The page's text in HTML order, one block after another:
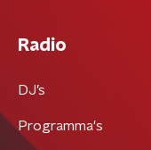
Radio
DJ’s
Programma's